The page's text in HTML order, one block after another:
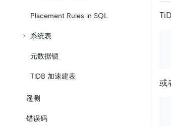
Placement Rules in SQL
系统表
元数据锁
TiDB 加速建表
遥测
错误码
或